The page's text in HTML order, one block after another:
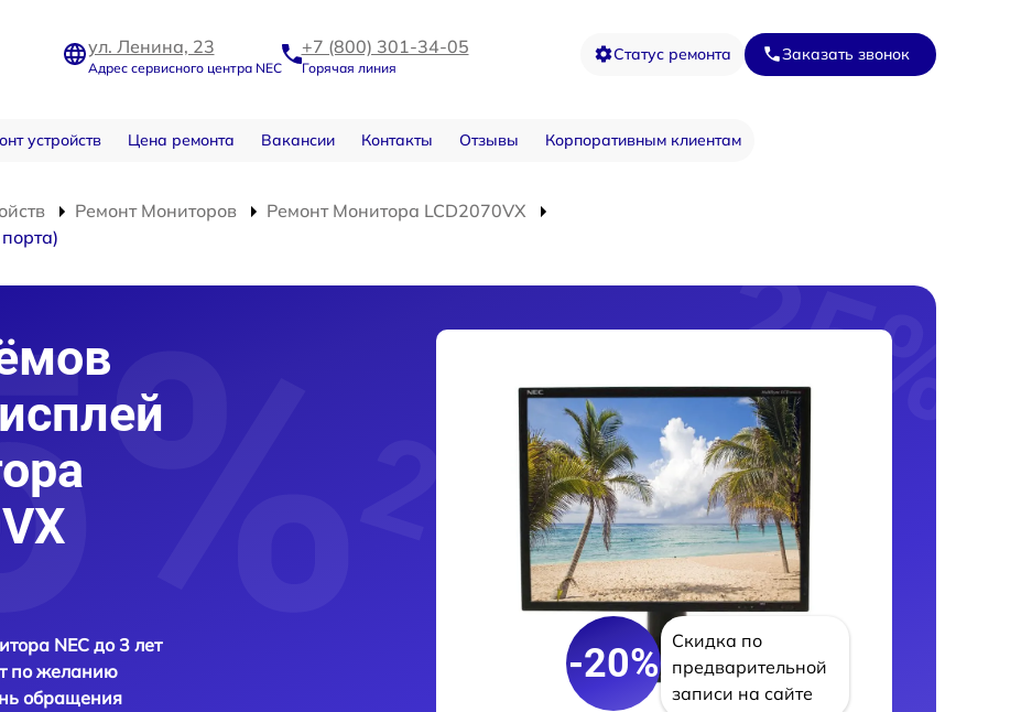
ул. Ленина, 23
Адрес сервисного центра NEC
+7 (800) 301-34-05
Горячая линия
Статус ремонта Заказать звонок
устройств Цена ремонта Вакансии Контакты Отзывы Корпоративным клиентам
Ремонт Мониторов
Ремонт Монитора LCD2070VX
NEC до 3 лет
по желанию
обращения
-20%
Скидка по
предварительной
записи на сайте